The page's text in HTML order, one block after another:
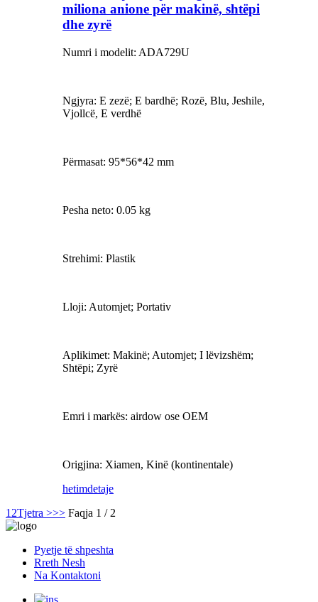
miliona anione për makinë, shtëpi
dhe zyrë
Numri i modelit: ADA729U
Ngjyra: E zezë; E bardhë; Rozë, Blu, Jeshile,
Vjollcë, E verdhë
Përmasat: 95*56*42 mm
Pesha neto: 0.05 kg
Strehimi: Plastik
Lloji: Automjet; Portativ
Aplikimet: Makinë; Automjet; I lëvizshëm;
Shtëpi; Zyrë
Emri i markës: airdow ose OEM
Origjina: Xiamen, Kinë (kontinentale)
hetimdetaje
1 2Tjetra >>> Faqja 1 / 2
Pyetje të shpeshta
Rreth Nesh
Na Kontaktoni